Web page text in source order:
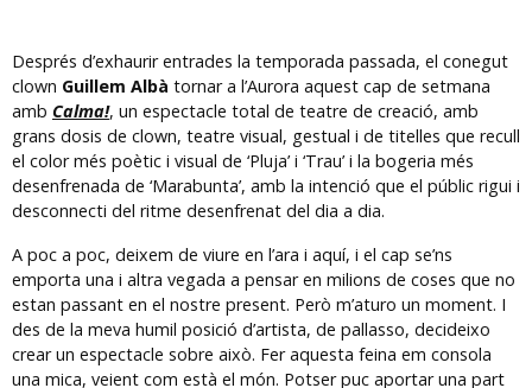
Després d’exhaurir entrades la temporada passada, el conegut
clown Guillem Albà tornar a l’Aurora aquest cap de setmana
amb Calma!, un espectacle total de teatre de creació, amb
grans dosis de clown, teatre visual, gestual i de titelles que recull
el color més poètic i visual de ‘Pluja’ i ‘Trau’ i la bogeria més
desenfrenada de ‘Marabunta’, amb la intenció que el públic rigui i
desconnecti del ritme desenfrenat del dia a dia.
A poc a poc, deixem de viure en l’ara i aquí, i el cap se’ns
emporta una i altra vegada a pensar en milions de coses que no
estan passant en el nostre present. Però m’aturo un moment. I
des de la meva humil posició d’artista, de pallasso, decideixo
crear un espectacle sobre això. Fer aquesta feina em consola
una mica, veient com està el món. Potser puc aportar una part